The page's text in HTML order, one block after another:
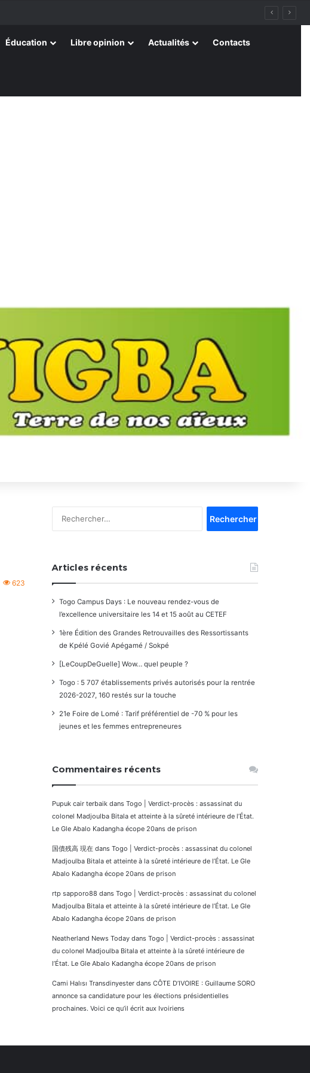
Éducation Libre opinion Actualités Contacts
623
Articles récents
Togo Campus Days : Le nouveau rendez-vous de
l’excellence universitaire les 14 et 15 août au CETEF
1ère Édition des Grandes Retrouvailles des Ressortissants
de Kpélé Govié Apégamé / Sokpé
[LeCoupDeGuelle] Wow… quel peuple ?
Togo : 5 707 établissements privés autorisés pour la rentrée
2026-2027, 160 restés sur la touche
21e Foire de Lomé : Tarif préférentiel de -70 % pour les
jeunes et les femmes entrepreneures
Commentaires récents
Pupuk cair terbaik dans Togo | Verdict-procès : assassinat du
colonel Madjoulba Bitala et atteinte à la sûreté intérieure de l’État.
Le Gle Abalo Kadangha écope 20ans de prison
国債残高 現在 dans Togo | Verdict-procès : assassinat du colonel
Madjoulba Bitala et atteinte à la sûreté intérieure de l’État. Le Gle
Abalo Kadangha écope 20ans de prison
rtp sapporo88 dans Togo | Verdict-procès : assassinat du colonel
Madjoulba Bitala et atteinte à la sûreté intérieure de l’État. Le Gle
Abalo Kadangha écope 20ans de prison
Neatherland News Today dans Togo | Verdict-procès : assassinat
du colonel Madjoulba Bitala et atteinte à la sûreté intérieure de
l’État. Le Gle Abalo Kadangha écope 20ans de prison
Cami Halısı Transdinyester dans CÔTE D’IVOIRE : Guillaume SORO
annonce sa candidature pour les élections présidentielles
prochaines. Voici ce qu’il écrit aux Ivoiriens